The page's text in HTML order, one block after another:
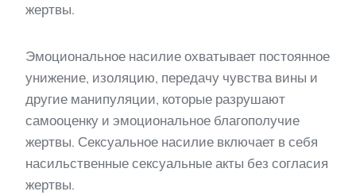
жертвы.
Эмоциональное насилие охватывает постоянное
унижение, изоляцию, передачу чувства вины и
другие манипуляции, которые разрушают
самооценку и эмоциональное благополучие
жертвы. Сексуальное насилие включает в себя
насильственные сексуальные акты без согласия
жертвы.